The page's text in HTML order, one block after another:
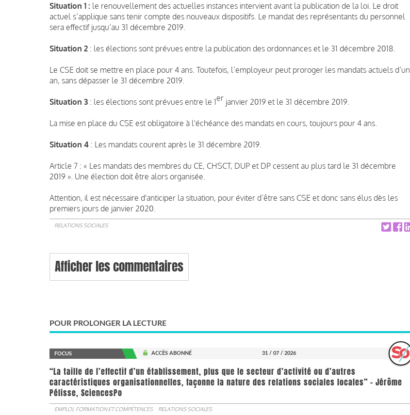
Situation 1 : le renouvellement des actuelles instances intervient avant la publication de la loi. Le droit
actuel s’applique sans tenir compte des nouveaux dispositifs. Le mandat des représentants du personnel
sera effectif jusqu’au 31 décembre 2019.
Situation 2 : les élections sont prévues entre la publication des ordonnances et le 31 décembre 2018.
Le CSE doit se mettre en place pour 4 ans. Toutefois, l’employeur peut proroger les mandats actuels d’un
an, sans dépasser le 31 décembre 2019.
Situation 3 : les élections sont prévues entre le 1er janvier 2019 et le 31 décembre 2019.
La mise en place du CSE est obligatoire à l'échéance des mandats en cours, toujours pour 4 ans.
Situation 4 : Les mandats courent après le 31 décembre 2019.
Article 7 : « Les mandats des membres du CE, CHSCT, DUP et DP cessent au plus tard le 31 décembre
2019 ». Une élection doit être alors organisée.
Attention, il est nécessaire d'anticiper la situation, pour éviter d’être sans CSE et donc sans élus dès les
premiers jours de janvier 2020.
RELATIONS SOCIALES
Afficher les commentaires
POUR PROLONGER LA LECTURE
FOCUS ACCÈS ABONNÉ 31 / 07 / 2026
“La taille de l’effectif d’un établissement, plus que le secteur d’activité ou d’autres
caractéristiques organisationnelles, façonne la nature des relations sociales locales” - Jérôme
Pélisse, SciencesPo
EMPLOI, FORMATION ET COMPÉTENCES RELATIONS SOCIALES